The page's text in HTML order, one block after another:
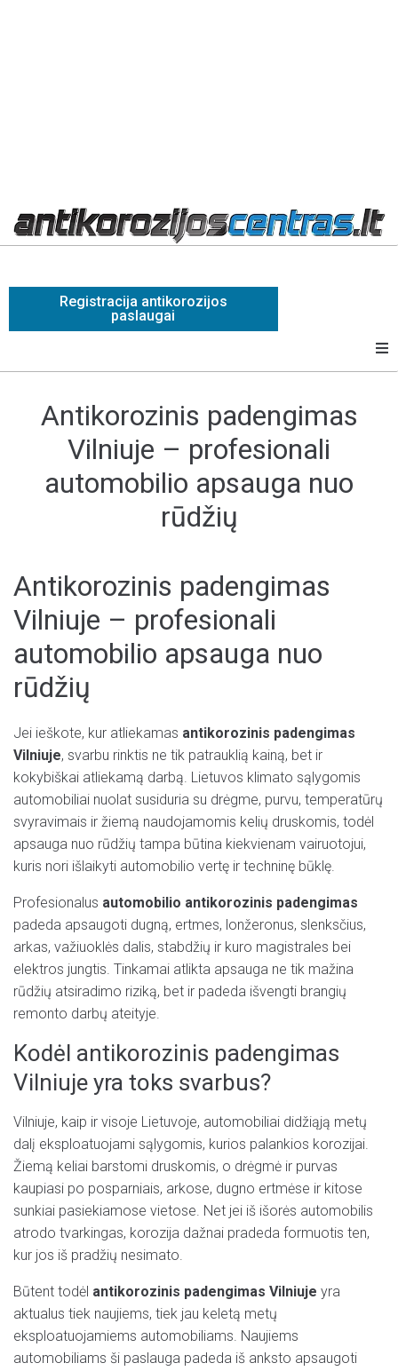
Registracija antikorozijos
paslaugai
Antikorozinis padengimas
Vilniuje – profesionali
automobilio apsauga nuo
rūdžių
Antikorozinis padengimas
Vilniuje – profesionali
automobilio apsauga nuo
rūdžių
Jei ieškote, kur atliekamas antikorozinis padengimas
Vilniuje, svarbu rinktis ne tik patrauklią kainą, bet ir
kokybiškai atliekamą darbą. Lietuvos klimato sąlygomis
automobiliai nuolat susiduria su drėgme, purvu, temperatūrų
svyravimais ir žiemą naudojamomis kelių druskomis, todėl
apsauga nuo rūdžių tampa būtina kiekvienam vairuotojui,
kuris nori išlaikyti automobilio vertę ir techninę būklę.
Profesionalus automobilio antikorozinis padengimas
padeda apsaugoti dugną, ertmes, lonžeronus, slenksčius,
arkas, važiuoklės dalis, stabdžių ir kuro magistrales bei
elektros jungtis. Tinkamai atlikta apsauga ne tik mažina
rūdžių atsiradimo riziką, bet ir padeda išvengti brangių
remonto darbų ateityje.
Kodėl antikorozinis padengimas
Vilniuje yra toks svarbus?
Vilniuje, kaip ir visoje Lietuvoje, automobiliai didžiąją metų
dalį eksploatuojami sąlygomis, kurios palankios korozijai.
Žiemą keliai barstomi druskomis, o drėgmė ir purvas
kaupiasi po posparniais, arkose, dugno ertmėse ir kitose
sunkiai pasiekiamose vietose. Net jei iš išorės automobilis
atrodo tvarkingas, korozija dažnai pradeda formuotis ten,
kur jos iš pradžių nesimato.
Būtent todėl antikorozinis padengimas Vilniuje yra
aktualus tiek naujiems, tiek jau keletą metų
eksploatuojamiems automobiliams. Naujiems
automobiliams ši paslauga padeda iš anksto apsaugoti